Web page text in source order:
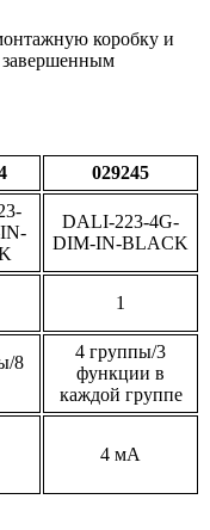
коробку и
завершенным
029245
DALI-223-4G-
DIM-IN-BLACK
1
8
4 группы/3
функции в
каждой группе
4 мА